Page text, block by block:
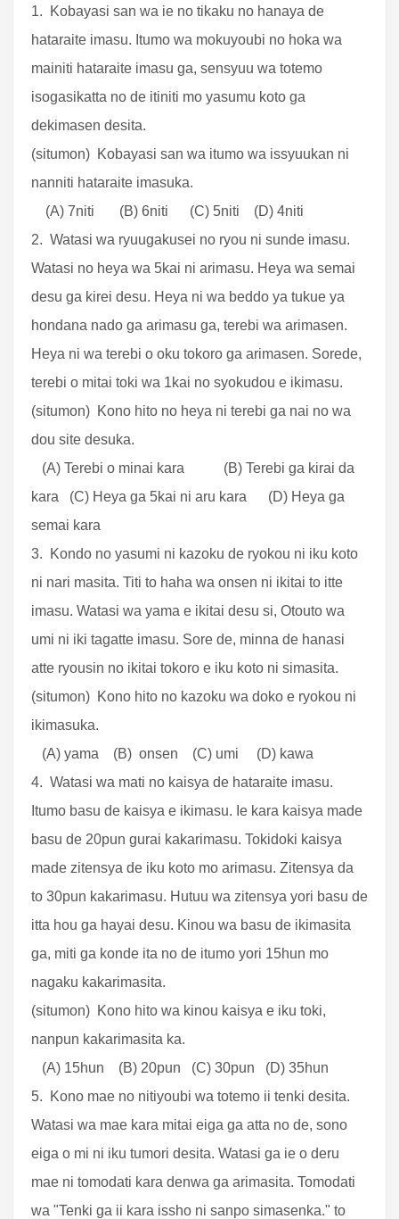
1. Kobayasi san wa ie no tikaku no hanaya de
hataraite imasu. Itumo wa mokuyoubi no hoka wa
mainiti hataraite imasu ga, sensyuu wa totemo
isogasikatta no de itiniti mo yasumu koto ga
dekimasen desita.
(situmon) Kobayasi san wa itumo wa issyuukan ni
nanniti hataraite imasuka.
(A) 7niti (B) 6niti (C) 5niti (D) 4niti
2. Watasi wa ryuugakusei no ryou ni sunde imasu.
Watasi no heya wa 5kai ni arimasu. Heya wa semai
desu ga kirei desu. Heya ni wa beddo ya tukue ya
hondana nado ga arimasu ga, terebi wa arimasen.
Heya ni wa terebi o oku tokoro ga arimasen. Sorede,
terebi o mitai toki wa 1kai no syokudou e ikimasu.
(situmon) Kono hito no heya ni terebi ga nai no wa
dou site desuka.
(A) Terebi o minai kara (B) Terebi ga kirai da
kara (C) Heya ga 5kai ni aru kara (D) Heya ga
semai kara
3. Kondo no yasumi ni kazoku de ryokou ni iku koto
ni nari masita. Titi to haha wa onsen ni ikitai to itte
imasu. Watasi wa yama e ikitai desu si, Otouto wa
umi ni iki tagatte imasu. Sore de, minna de hanasi
atte ryousin no ikitai tokoro e iku koto ni simasita.
(situmon) Kono hito no kazoku wa doko e ryokou ni
ikimasuka.
(A) yama (B) onsen (C) umi (D) kawa
4. Watasi wa mati no kaisya de hataraite imasu.
Itumo basu de kaisya e ikimasu. Ie kara kaisya made
basu de 20pun gurai kakarimasu. Tokidoki kaisya
made zitensya de iku koto mo arimasu. Zitensya da
to 30pun kakarimasu. Hutuu wa zitensya yori basu de
itta hou ga hayai desu. Kinou wa basu de ikimasita
ga, miti ga konde ita no de itumo yori 15hun mo
nagaku kakarimasita.
(situmon) Kono hito wa kinou kaisya e iku toki,
nanpun kakarimasita ka.
(A) 15hun (B) 20pun (C) 30pun (D) 35hun
5. Kono mae no nitiyoubi wa totemo ii tenki desita.
Watasi wa mae kara mitai eiga ga atta no de, sono
eiga o mi ni iku tumori desita. Watasi ga ie o deru
mae ni tomodati kara denwa ga arimasita. Tomodati
wa "Tenki ga ii kara issho ni sanpo simasenka." to